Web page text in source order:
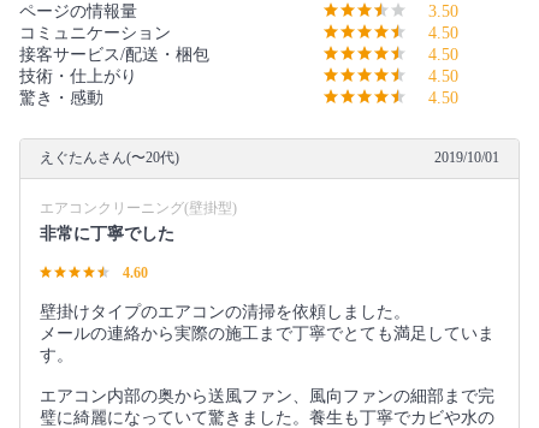
ページの情報量
3.50
コミュニケーション
4.50
接客サービス/配送・梱包
4.50
技術・仕上がり
4.50
驚き・感動
4.50
えぐたんさん(〜20代) 2019/10/01
エアコンクリーニング(壁掛型)
非常に丁寧でした
4.60
壁掛けタイプのエアコンの清掃を依頼しました。
メールの連絡から実際の施工まで丁寧でとても満足していま
す。
エアコン内部の奥から送風ファン、風向ファンの細部まで完
璧に綺麗になっていて驚きました。養生も丁寧でカビや水の